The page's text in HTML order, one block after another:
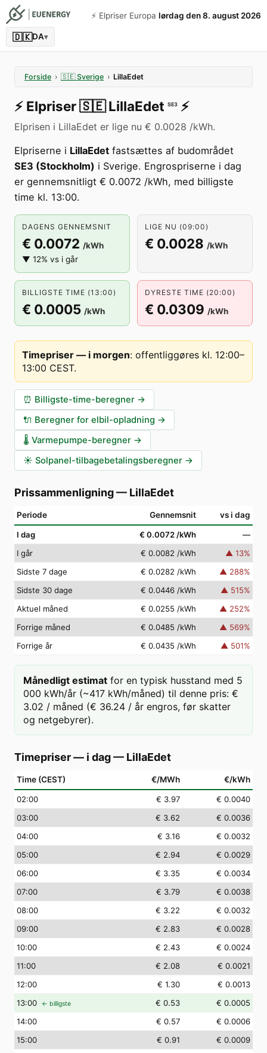
⚡️ Elpriser Europa lørdag den 8. august 2026
🇩🇰DA▾
Forside › 🇸🇪 Sverige › LillaEdet
⚡️ Elpriser🇸🇪 LillaEdet SE3 ⚡️
Elprisen i LillaEdet er lige nu € 0.0028 /kWh.
Elpriserne i LillaEdet fastsættes af budområdet
SE3 (Stockholm) i Sverige. Engrospriserne i dag
er gennemsnitligt € 0.0072 /kWh, med billigste
time kl. 13:00.
DAGENS GENNEMSNIT
€ 0.0072 /kWh
▼ 12% vs i går
LIGE NU (09:00)
€ 0.0028 /kWh
BILLIGSTE TIME (13:00)
€ 0.0005 /kWh
DYRESTE TIME (20:00)
€ 0.0309 /kWh
Timepriser — i morgen: offentliggøres kl. 12:00–
13:00 CEST.
⏰ Billigste-time-beregner →
🔌 Beregner for elbil-opladning →
🌡️ Varmepumpe-beregner →
☀️ Solpanel-tilbagebetalingsberegner →
Prissammenligning— LillaEdet
Periode Gennemsnit vs i dag
I dag € 0.0072 /kWh
—
I går
€ 0.0082 /kWh ▲ 13%
Sidste 7 dage
€ 0.0282 /kWh ▲ 288%
Sidste 30 dage
€ 0.0446 /kWh ▲ 515%
Aktuel måned
€ 0.0255 /kWh ▲ 252%
Forrige måned
€ 0.0485 /kWh ▲ 569%
Forrige år
€ 0.0435 /kWh ▲ 501%
Månedligt estimat for en typisk husstand med 5
000 kWh/år (~417 kWh/måned) til denne pris: €
3.02 / måned (€ 36.24 / år engros, før skatter
og netgebyrer).
Timepriser — i dag— LillaEdet
Time (CEST) €/MWh €/kWh
02:00 € 3.97
€ 0.0040
03:00 € 3.62
€ 0.0036
04:00 € 3.16
€ 0.0032
05:00 € 2.94
€ 0.0029
06:00 € 3.35
€ 0.0034
07:00 € 3.79
€ 0.0038
08:00 € 3.22
€ 0.0032
09:00 € 2.83
€ 0.0028
10:00 € 2.43
€ 0.0024
11:00 € 2.08
€ 0.0021
12:00 € 1.30
€ 0.0013
13:00 ← billigste € 0.53
€ 0.0005
14:00 € 0.57
€ 0.0006
15:00 € 0.91
€ 0.0009